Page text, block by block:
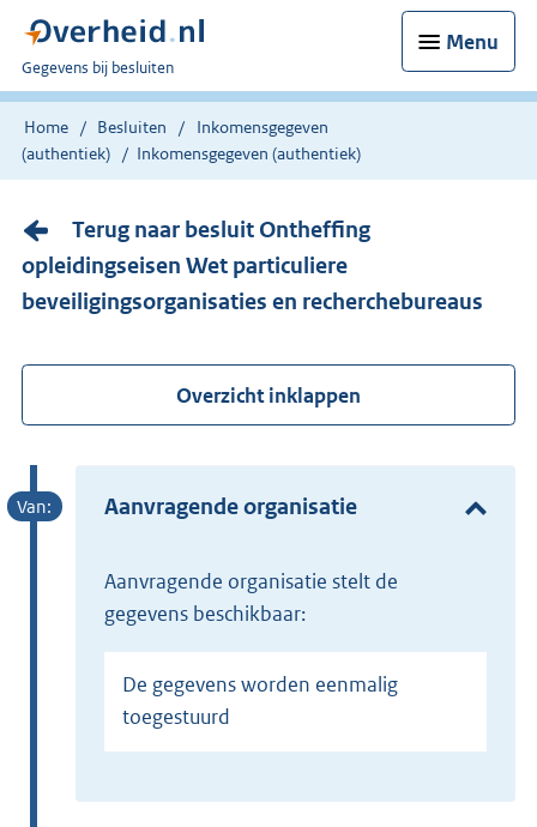
Menu
U
bent
nu
hier:
Gegevens bij besluiten
Home Besluiten
Inkomensgegeven
(authentiek)
Inkomensgegeven (authentiek)
Terug naar besluit Ontheffing
opleidingseisen Wet particuliere
beveiligingsorganisaties en recherchebureaus
Overzicht inklappen
Aanvragende organisatie
Aanvragende organisatie stelt de
gegevens beschikbaar:
De gegevens worden eenmalig
toegestuurd